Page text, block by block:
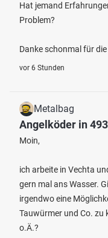
Hat jemand
Problem?
Danke schonmal für
vor 6 Stunden
Metalbag
Angelköder in
Moin,
ich arbeite in Vechta
gern mal ans Wasser.
irgendwo eine
Tauwürmer und Co. zu
o.Ä.?